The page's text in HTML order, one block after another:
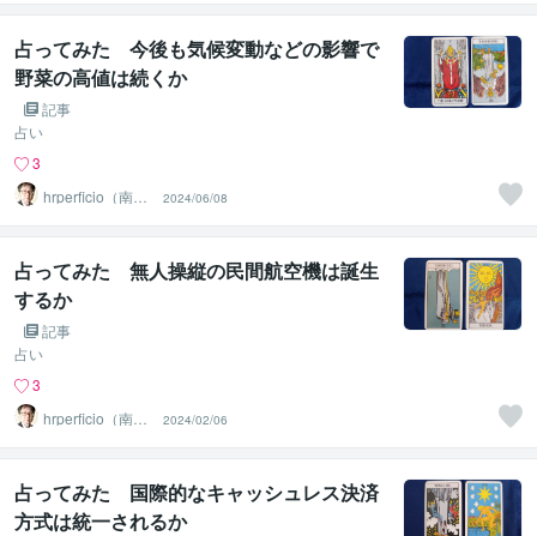
占ってみた 今後も気候変動などの影響で
野菜の高値は続くか
記事
占い
3
hrperficio（南仙
台の父）
2024/06/08
占ってみた 無人操縦の民間航空機は誕生
するか
記事
占い
3
hrperficio（南仙
台の父）
2024/02/06
占ってみた 国際的なキャッシュレス決済
方式は統一されるか